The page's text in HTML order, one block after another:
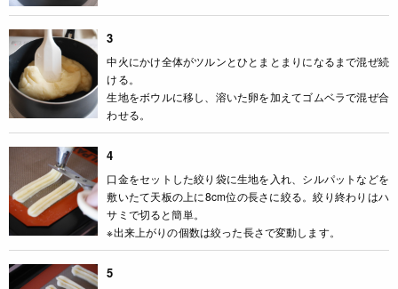
3
中火にかけ全体がツルンとひとまとまりになるまで混ぜ続
ける。
生地をボウルに移し、溶いた卵を加えてゴムベラで混ぜ合
わせる。
4
口金をセットした絞り袋に生地を入れ、シルパットなどを
敷いたて天板の上に8cm位の長さに絞る。絞り終わりはハ
サミで切ると簡単。
※出来上がりの個数は絞った長さで変動します。
5